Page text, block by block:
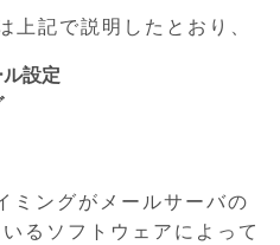
上記で説明したとおり、
設定
ミングがメールサーバの
るソフトウェアによって